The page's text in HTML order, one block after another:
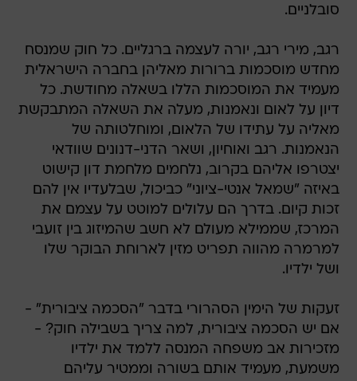
סובלניים.
רגב, מירי רגב, יורה לעצמה ברגליים. כל חוק שמנסח
מחדש מוסכמות ברורות מאליהן בחברה הישראלית
מעמיד את המוסכמות הללו בשאלה מחודשת. כל
דיון על לאום ונאמנות, מעלה את השאלה המתבקשת
מאליה על עתידו של הלאום, ומוחלטותה של
הנאמנות. רגב ואוחיון, ושאר הדני-דנונים שוודאי
יצטרפו אליהם בקרוב, נלחמים מלחמת דון קישוט
באיזה "שמאל אנטי-ציוני" כביכול, שבלעדיו אין להם
זכות קיום. בדרך הם עלולים למוטט על עצמם את
המרכז, שממילא מעולם לא חשב שהמיזוג בין זועבי
למרמרה מהווה תפריט מזין לארוחת הבוקר שלו
ושל ילדיו.
זעקות של הימין הסהרורי בדבר "הסכמה ציבורית" -
אם יש הסכמה ציבורית, למה צריך בשבילה חוק? -
מזכירות אב משפחה המנסה ללמד את ילדיו
משמעת, מעמיד אותם בשורה וממטיר עליהם